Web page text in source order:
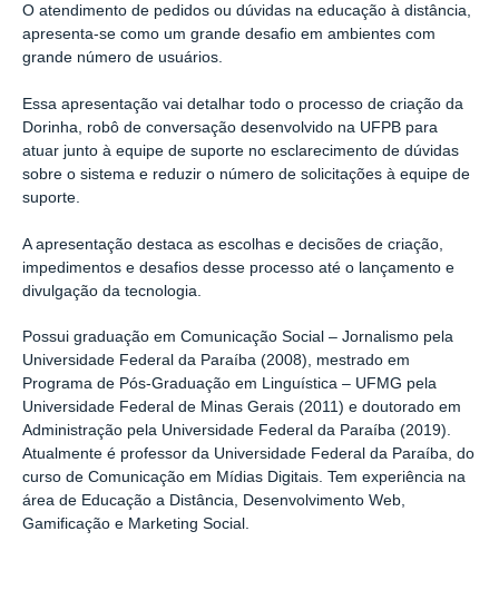
O atendimento de pedidos ou dúvidas na educação à distância,
apresenta-se como um grande desafio em ambientes com
grande número de usuários.
Essa apresentação vai detalhar todo o processo de criação da
Dorinha, robô de conversação desenvolvido na UFPB para
atuar junto à equipe de suporte no esclarecimento de dúvidas
sobre o sistema e reduzir o número de solicitações à equipe de
suporte.
A apresentação destaca as escolhas e decisões de criação,
impedimentos e desafios desse processo até o lançamento e
divulgação da tecnologia.
Possui graduação em Comunicação Social – Jornalismo pela
Universidade Federal da Paraíba (2008), mestrado em
Programa de Pós-Graduação em Linguística – UFMG pela
Universidade Federal de Minas Gerais (2011) e doutorado em
Administração pela Universidade Federal da Paraíba (2019).
Atualmente é professor da Universidade Federal da Paraíba, do
curso de Comunicação em Mídias Digitais. Tem experiência na
área de Educação a Distância, Desenvolvimento Web,
Gamificação e Marketing Social.